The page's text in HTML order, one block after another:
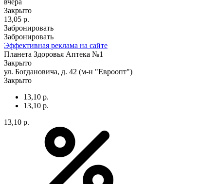
Закрыто
13,05 р.
Забронировать
Забронировать
Эффективная реклама на сайте
Планета Здоровья Аптека №1
Закрыто
ул. Богдановича, д. 42 (м-н "Евроопт")
Закрыто
13,10 р.
13,10 р.
13,10 р.